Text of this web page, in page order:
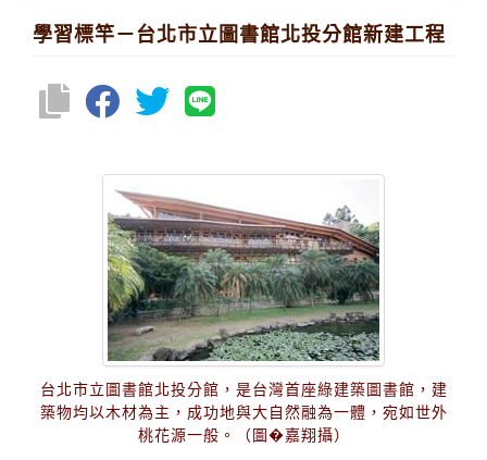
學習標竿－台北市立圖書館北投分館新建工程
台北市立圖書館北投分館，是台灣首座綠建築圖書館，建
築物均以木材為主，成功地與大自然融為一體，宛如世外
桃花源一般。（圖�嘉翔攝）